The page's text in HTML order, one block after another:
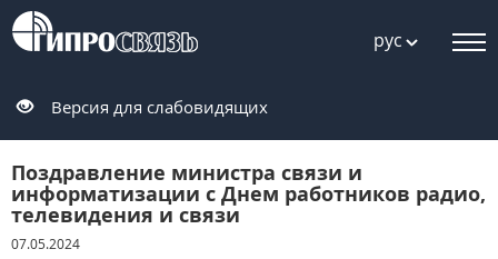
рус
Версия для слабовидящих
Поздравление министра связи и
информатизации с Днем работников радио,
телевидения и связи
07.05.2024